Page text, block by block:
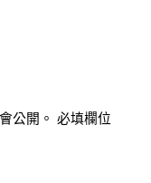
公開。 必填欄位